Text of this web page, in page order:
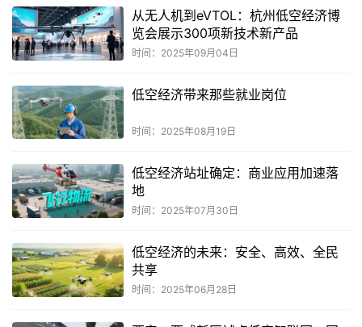
从无人机到eVTOL：杭州低空经济博
览会展示300项新技术新产品
时间：2025年09月04日
低空经济带来那些就业岗位
时间：2025年08月19日
低空经济站址确定：商业应用加速落
地
时间：2025年07月30日
低空经济的未来：安全、高效、全民
共享
时间：2025年06月28日